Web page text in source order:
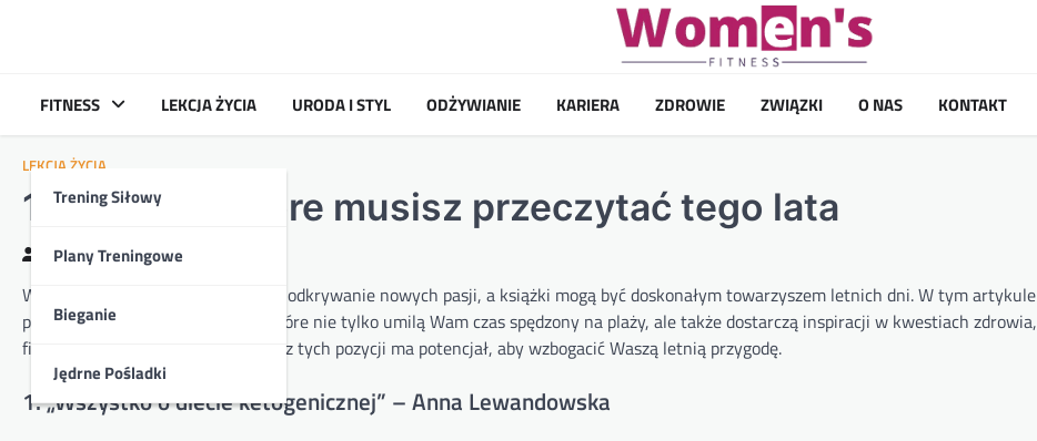
FITNESS
Trening Siłowy
Plany Treningowe
Bieganie
Jędrne Pośladki
LEKCJA ŻYCIA URODA I STYL ODŻYWIANIE KARIERA ZDROWIE ZWIĄZKI O NAS KONTAKT
LEKCJA ŻYCIA
10 książek, które musisz przeczytać tego lata
Kasia 2024-03-03
Wakacje to idealny czas na relaks i odkrywanie nowych pasji, a książki mogą być doskonałym towarzyszem letnich dni. W tym artykule
przedstawiamy dziesięć książek, które nie tylko umilą Wam czas spędzony na plaży, ale także dostarczą inspiracji w kwestiach zdrowia,
fitnessu, piękna oraz relacji. Każda z tych pozycji ma potencjał, aby wzbogacić Waszą letnią przygodę.
1. „Wszystko o diecie ketogenicznej” – Anna Lewandowska